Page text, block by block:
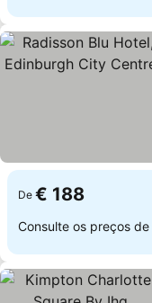
De € 188
Consulte os preços de